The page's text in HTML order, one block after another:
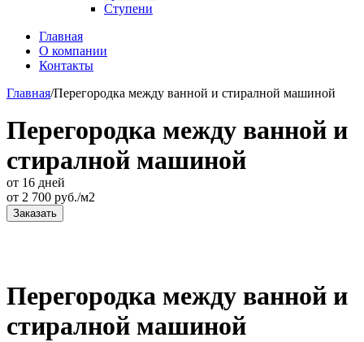
Ступени
Главная
О компании
Контакты
Главная/Перегородка между ванной и стиралной машиной
Перегородка между ванной и
стиралной машиной
от 16 дней
от 2 700 руб./м2
Заказать
Перегородка между ванной и
стиралной машиной